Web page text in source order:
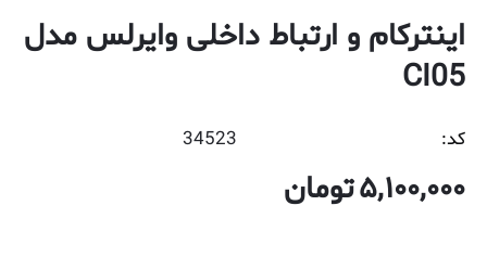
اینترکام و ارتباط داخلی وایرلس مدل
CI05
کد: 34523
5,100,000تومان